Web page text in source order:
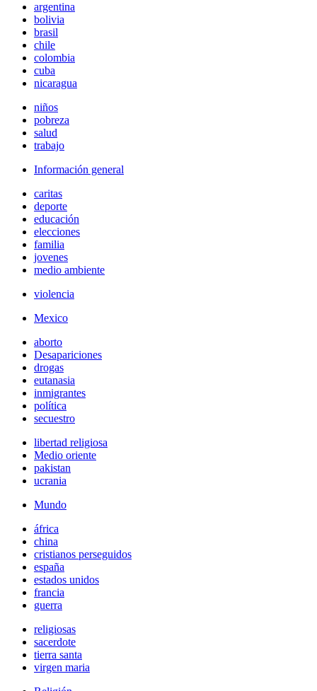
argentina
bolivia
brasil
chile
colombia
cuba
nicaragua
niños
pobreza
salud
trabajo
Información general
caritas
deporte
educación
elecciones
familia
jovenes
medio ambiente
violencia
Mexico
aborto
Desapariciones
drogas
eutanasia
inmigrantes
política
secuestro
libertad religiosa
Medio oriente
pakistan
ucrania
Mundo
áfrica
china
cristianos perseguidos
españa
estados unidos
francia
guerra
religiosas
sacerdote
tierra santa
virgen maria